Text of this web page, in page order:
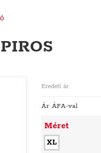
Eredeti ár
Ár ÁFA-val
Méret
XL